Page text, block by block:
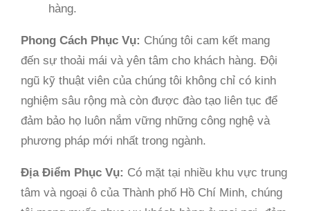
hàng.
Phong Cách Phục Vụ: Chúng tôi cam kết mang
đến sự thoải mái và yên tâm cho khách hàng. Đội
ngũ kỹ thuật viên của chúng tôi không chỉ có kinh
nghiệm sâu rộng mà còn được đào tạo liên tục để
đảm bảo họ luôn nắm vững những công nghệ và
phương pháp mới nhất trong ngành.
Địa Điểm Phục Vụ: Có mặt tại nhiều khu vực trung
tâm và ngoại ô của Thành phố Hồ Chí Minh, chúng